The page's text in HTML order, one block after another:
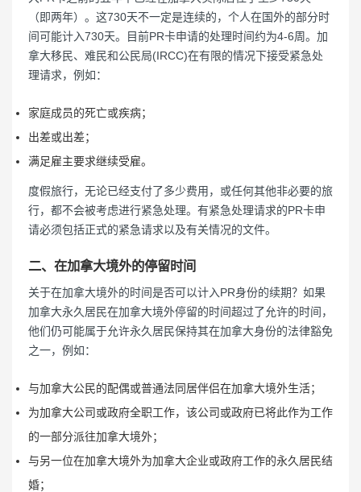
（即两年）。这730天不一定是连续的，个人在国外的部分时
间可能计入730天。目前PR卡申请的处理时间约为4-6周。加
拿大移民、难民和公民局(IRCC)在有限的情况下接受紧急处
理请求，例如：
家庭成员的死亡或疾病；
出差或出差；
满足雇主要求继续受雇。
度假旅行，无论已经支付了多少费用，或任何其他非必要的旅
行，都不会被考虑进行紧急处理。有紧急处理请求的PR卡申
请必须包括正式的紧急请求以及有关情况的文件。
二、在加拿大境外的停留时间
关于在加拿大境外的时间是否可以计入PR身份的续期？如果
加拿大永久居民在加拿大境外停留的时间超过了允许的时间，
他们仍可能属于允许永久居民保持其在加拿大身份的法律豁免
之一，例如：
与加拿大公民的配偶或普通法同居伴侣在加拿大境外生活；
为加拿大公司或政府全职工作，该公司或政府已将此作为工作
的一部分派往加拿大境外；
与另一位在加拿大境外为加拿大企业或政府工作的永久居民结
婚；